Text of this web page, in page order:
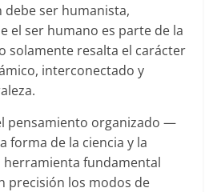
ser humanista,
el ser humano es parte de la
solamente resalta el carácter
interconectado y
pensamiento organizado —
forma de la ciencia y la
fundamental
precisión los modos de